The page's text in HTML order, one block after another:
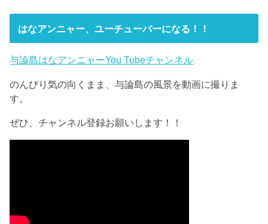
はなアンニャー、ユーチューバーになる！！
与論島はなアンニャーYou Tubeチャンネル
のんびり気の向くまま、与論島の風景を動画に撮りま
す。
ぜひ、チャンネル登録お願いします！！